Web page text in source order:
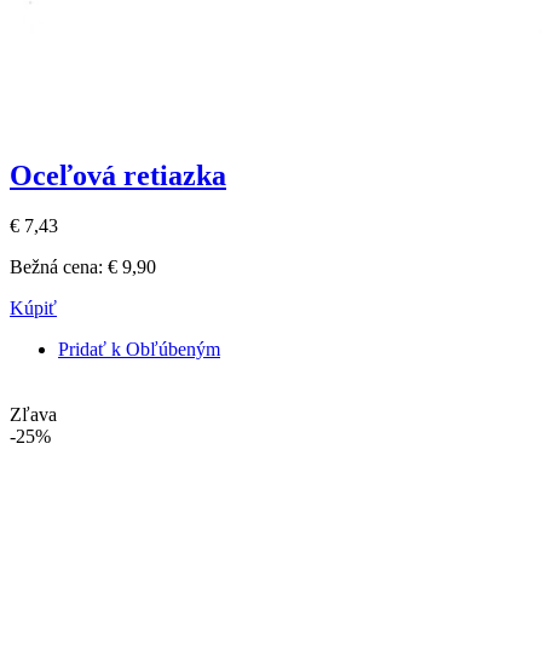
Oceľová retiazka
€ 7,43
Bežná cena: € 9,90
Kúpiť
Pridať k Obľúbeným
Zľava
-25%